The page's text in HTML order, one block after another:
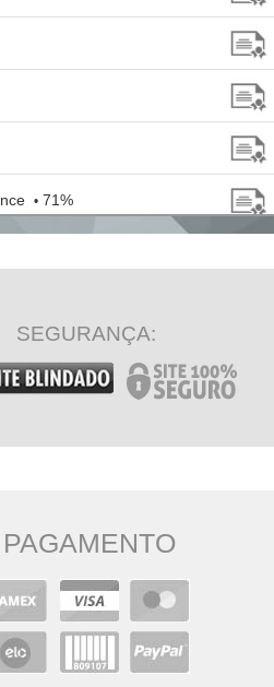
• 71%
SEGURANÇA:
PAGAMENTO